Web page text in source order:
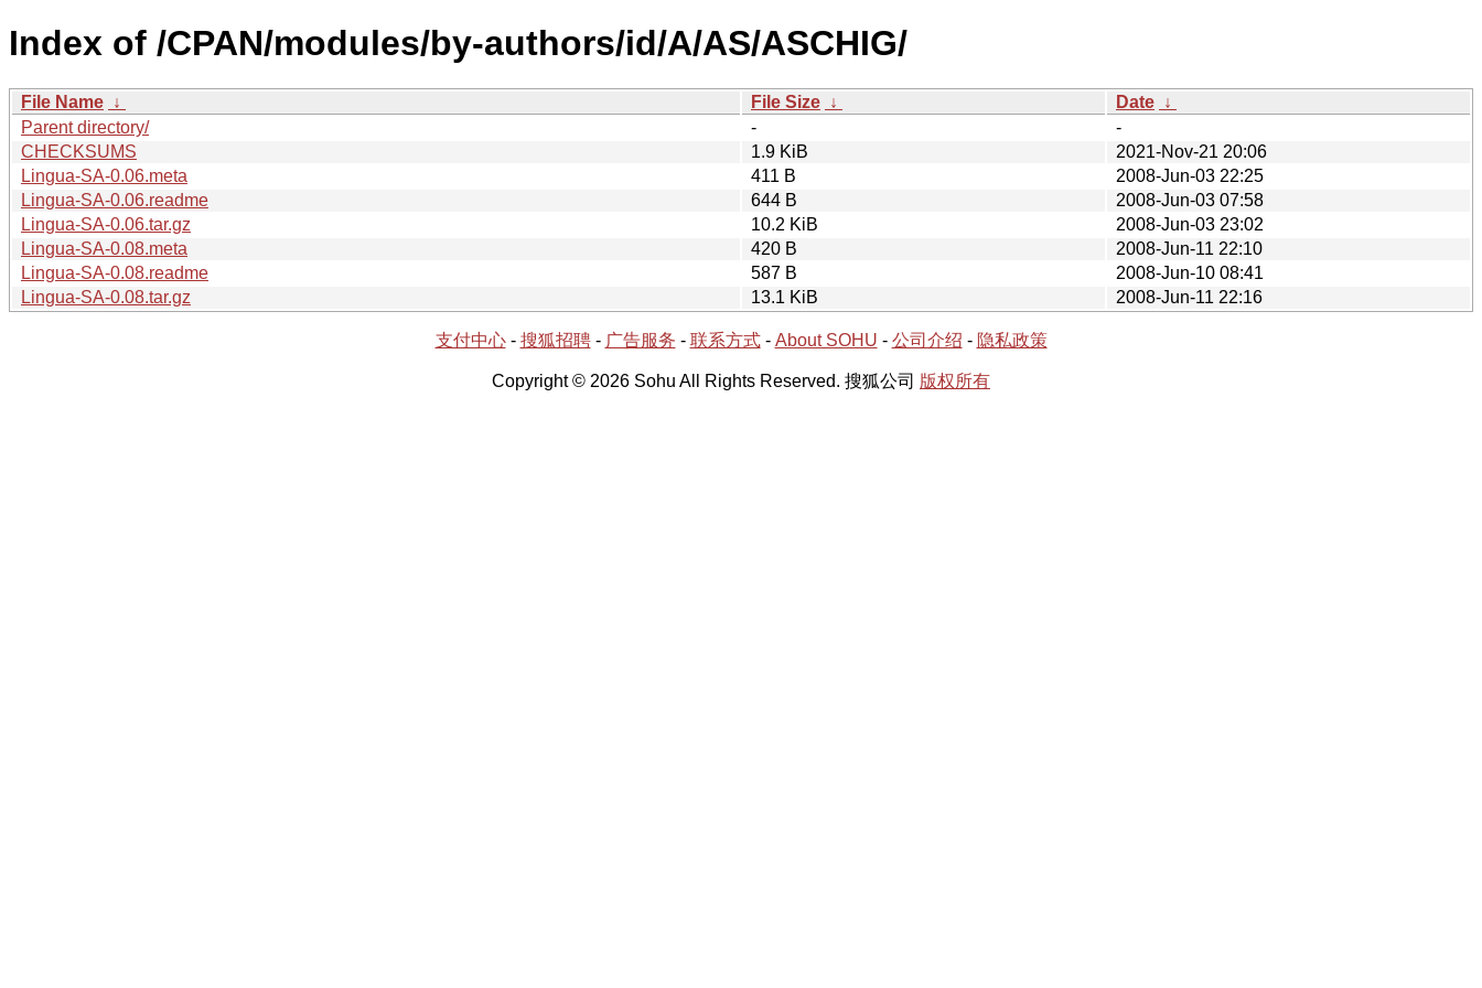
Index of /CPAN/modules/by-authors/id/A/AS/ASCHIG/
File Name ↓ File Size ↓ Date ↓
Parent directory/
-
-
CHECKSUMS
1.9 KiB
2021-Nov-21 20:06
Lingua-SA-0.06.meta
411 B
2008-Jun-03 22:25
Lingua-SA-0.06.readme
644 B
2008-Jun-03 07:58
Lingua-SA-0.06.tar.gz
10.2 KiB
2008-Jun-03 23:02
Lingua-SA-0.08.meta
420 B
2008-Jun-11 22:10
Lingua-SA-0.08.readme
587 B
2008-Jun-10 08:41
Lingua-SA-0.08.tar.gz
13.1 KiB 2008-Jun-11 22:16
支付中心- 搜狐招聘- 广告服务 - 联系方式- About SOHU - 公司介绍 - 隐私政策
Copyright © 2026 Sohu All Rights Reserved. 搜狐公司 版权所有